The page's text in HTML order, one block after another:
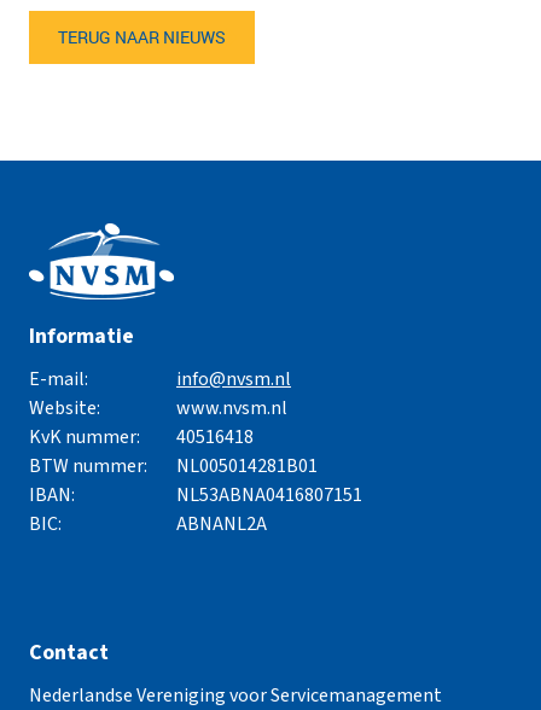
TERUG NAAR NIEUWS
Informatie
E-mail:
Website:
KvK nummer:
BTW nummer:
IBAN:
BIC:
info@nvsm.nl
www.nvsm.nl
40516418
NL005014281B01
NL53ABNA0416807151
ABNANL2A
Contact
Nederlandse Vereniging voor Servicemanagement